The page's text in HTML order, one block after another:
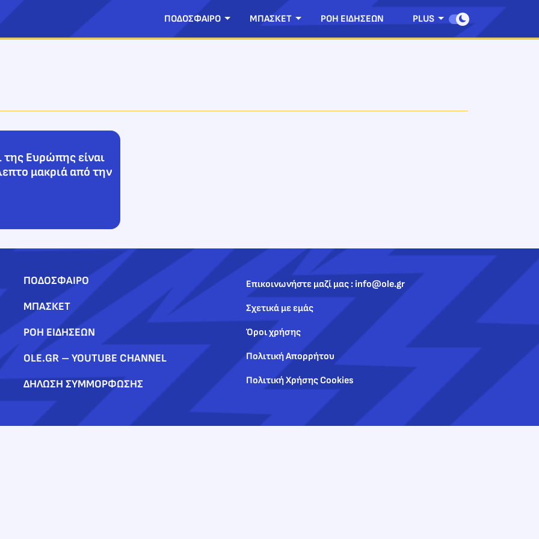
ΠΟΔΟΣΦΑΙΡΟ ΜΠΑΣΚΕΤ ΡΟΗ ΕΙΔΗΣΕΩΝ PLUS
της Ευρώπης είναι
μακριά από την
ΠΟΔΟΣΦΑΙΡΟ
ΜΠΑΣΚΕΤ
ΡΟΗ ΕΙΔΗΣΕΩΝ
OLE.GR – YOUTUBE CHANNEL
ΔΗΛΩΣΗ ΣΥΜΜΟΡΦΩΣΗΣ
Επικοινωνήστε μαζί μας : info@ole.gr
Σχετικά με εμάς
Όροι χρήσης
Πολιτική Απορρήτου
Πολιτική Χρήσης Cookies